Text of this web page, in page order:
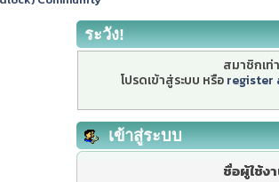
ระวัง!
สมาชิกเท่
โปรดเข้าสู่ระบบ หรือ register
เข้าสู่ระบบ
ชื่อผู้ใช้ง